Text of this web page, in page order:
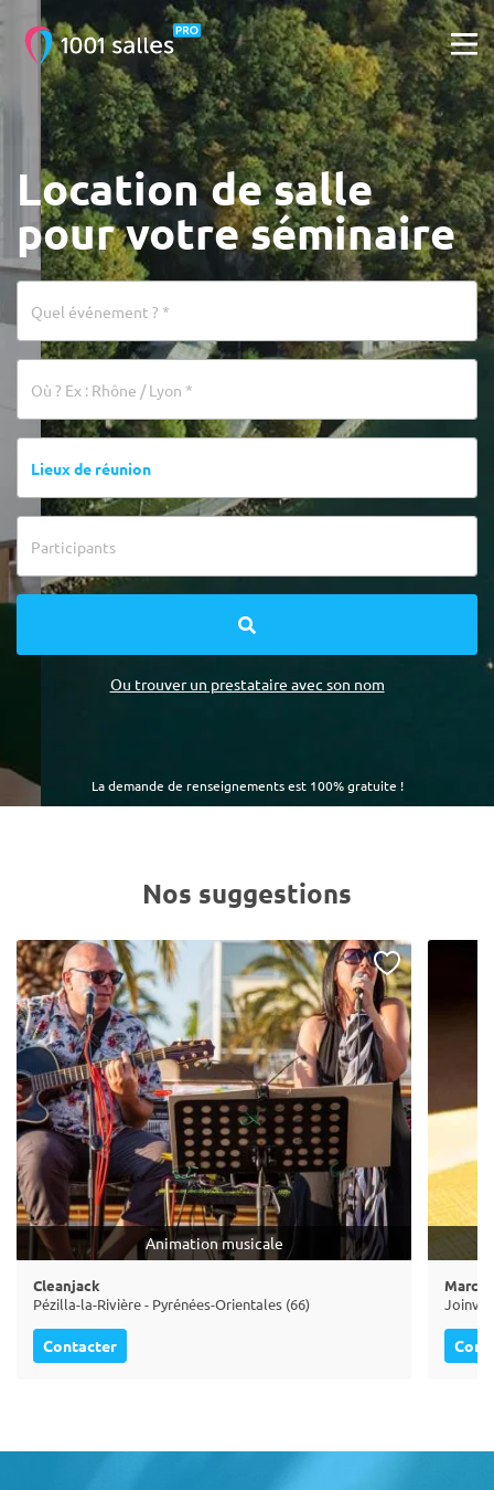
La demande de renseignements est 100% gratuite !
Location de salle
pour votre séminaire
Ou trouver un prestataire avec son nom
Nos suggestions
Animation musicale
Cleanjack
Pézilla-la-Rivière - Pyrénées-Orientales (66)
Contacter
Marc